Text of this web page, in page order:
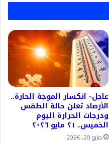
عاجل- انكسار الموجة الحارة..
الأرصاد تعلن حالة الطقس
ودرجات الحرارة اليوم
الخميس، ٢١ مايو ٢٠٢٦
مايو 20, 2026